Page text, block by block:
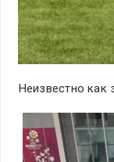
Неизвестно как